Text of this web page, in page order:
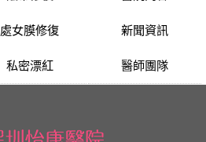
處女膜修復
私密漂紅
新聞資訊
醫師團隊